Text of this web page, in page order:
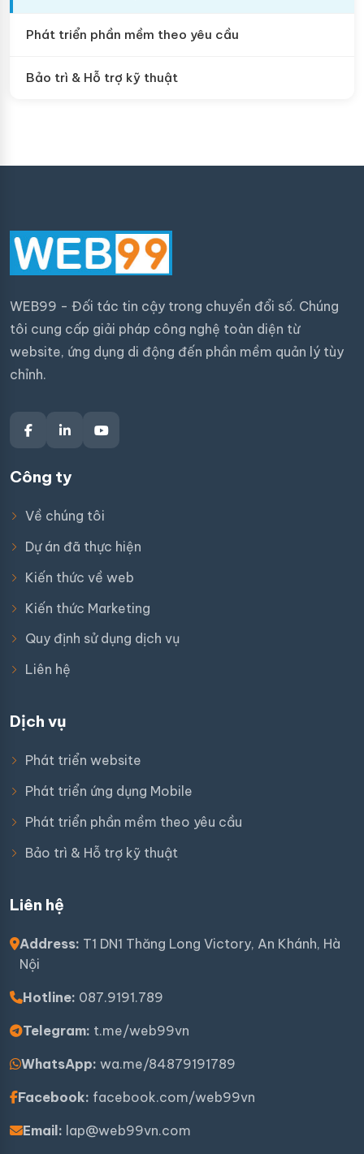
Phát triển phần mềm theo yêu cầu
Bảo trì & Hỗ trợ kỹ thuật
WEB99 - Đối tác tin cậy trong chuyển đổi số. Chúng
tôi cung cấp giải pháp công nghệ toàn diện từ
website, ứng dụng di động đến phần mềm quản lý tùy
chỉnh.
Công ty
Về chúng tôi
Dự án đã thực hiện
Kiến thức về web
Kiến thức Marketing
Quy định sử dụng dịch vụ
Liên hệ
Dịch vụ
Phát triển website
Phát triển ứng dụng Mobile
Phát triển phần mềm theo yêu cầu
Bảo trì & Hỗ trợ kỹ thuật
Liên hệ
Address: T1 DN1 Thăng Long Victory, An Khánh, Hà
Nội
Hotline: 087.9191.789
Telegram: t.me/web99vn
WhatsApp: wa.me/84879191789
Facebook: facebook.com/web99vn
Email: lap@web99vn.com